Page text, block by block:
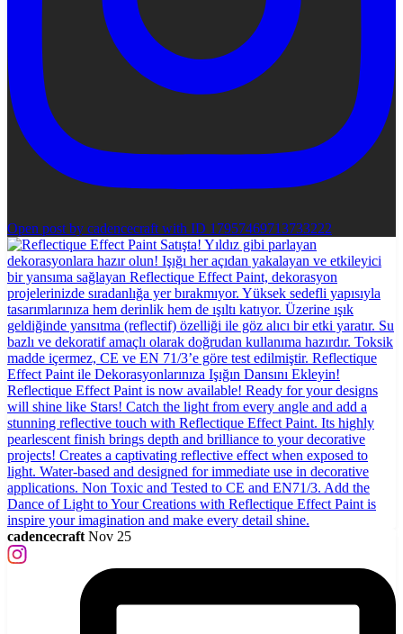
Open post by cadencecraft with ID 17957469713733222
cadencecraft Nov 25